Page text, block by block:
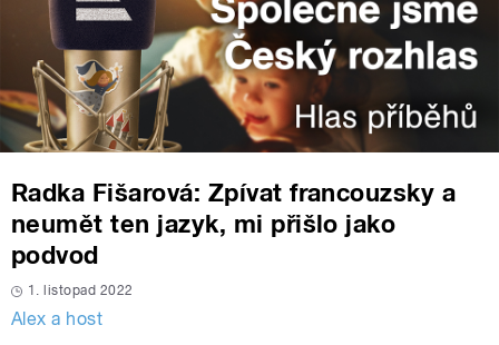
Radka Fišarová: Zpívat francouzsky a
neumět ten jazyk, mi přišlo jako
podvod
1. listopad 2022
Alex a host